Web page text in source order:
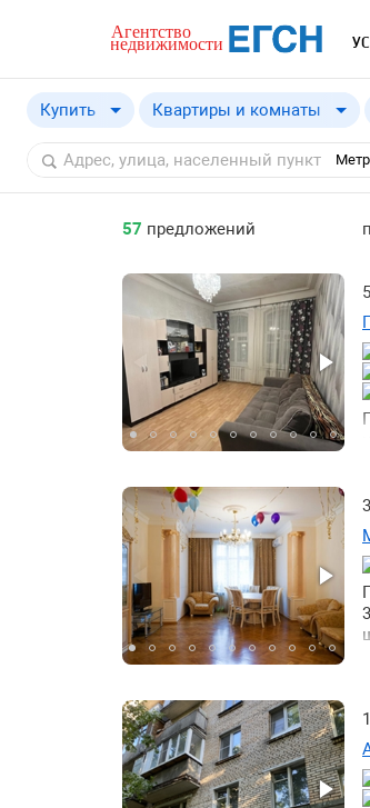
Купить
Купить
Снять
Квартиры и комнаты
57 предложений